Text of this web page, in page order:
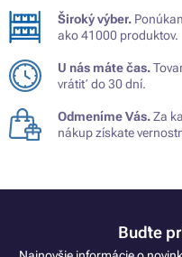
Široký výber.
ako 41000 produktov.
U nás máte čas.
vrátiť do 30 dní.
Odmeníme Vás.Za
nákup získate
Buďte